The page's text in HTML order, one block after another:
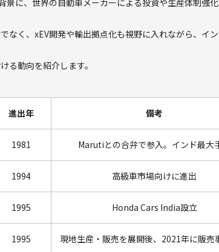
なく、xEV開発や輸出拠点化も視野に入れながら、イ
る動向を紹介します。
進出年 備考
1981 Marutiとの合弁で参入。インド最大
1994 高級車市場向けに進出
1995 Honda Cars India設立
1995 現地生産・販売を展開後、2021年に販売